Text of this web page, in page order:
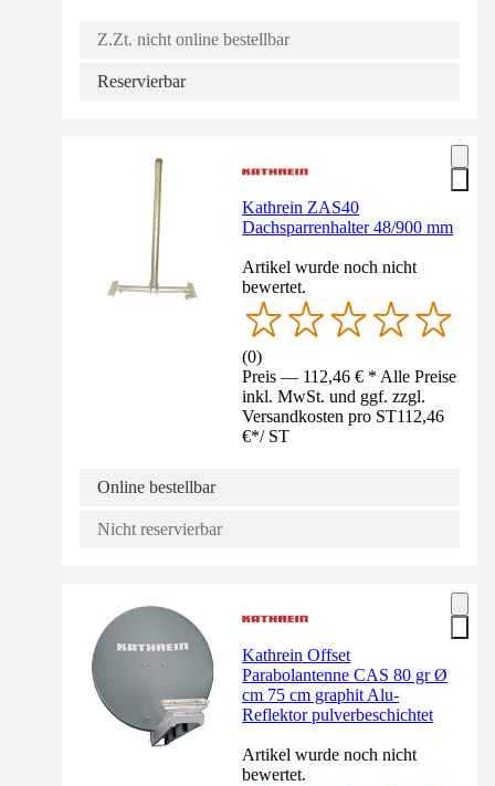
Z.Zt. nicht online bestellbar
Reservierbar
Kathrein ZAS40
Dachsparrenhalter 48/900 mm
Artikel wurde noch nicht
bewertet.
(0)
Preis — 112,46 € * Alle Preise
inkl. MwSt. und ggf. zzgl.
Versandkosten pro ST112,46
€*/ ST
Online bestellbar
Nicht reservierbar
Kathrein Offset
Parabolantenne CAS 80 gr Ø
cm 75 cm graphit Alu-
Reflektor pulverbeschichtet
Artikel wurde noch nicht
bewertet.